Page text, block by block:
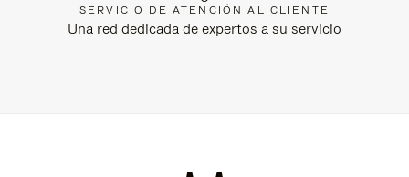
SERVICIO DE ATENCIÓN AL CLIENTE
Una red dedicada de expertos a su servicio